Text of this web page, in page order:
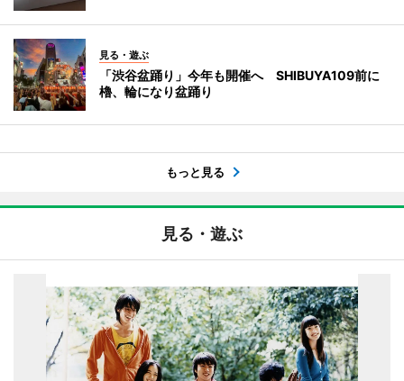
見る・遊ぶ
「渋谷盆踊り」今年も開催へ SHIBUYA109前に
櫓、輪になり盆踊り
もっと見る
見る・遊ぶ